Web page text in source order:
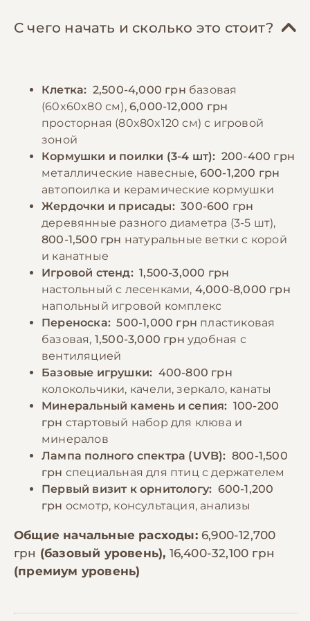
сквозняков. Необходимо обеспечить 10-12
время социализации и обучению птицы,
ежедневно проводя с ней не менее часа
вне клетки под присмотром.
🎁 −10% на зоотовары
По промокоду E-PET
обеспечить доступ к минеральным
вода должна быть доступна постоянно и
меняться дважды в день. Можно давать
пророщенные зерна как источник
дополнительных витаминов. Следует
избегать авокадо, шоколада, кофе и
соленой пищи, которые могут быть
токсичны для птиц.
🎁 −10% на зоотовары
По промокоду E-PET
С чего начать и сколько это стоит?
Клетка: 2,500-4,000 грн базовая
(60x60x80 см), 6,000-12,000 грн
просторная (80x80x120 см) с игровой
зоной
Кормушки и поилки (3-4 шт): 200-400 грн
металлические навесные, 600-1,200 грн
автопоилка и керамические кормушки
Жердочки и присады: 300-600 грн
деревянные разного диаметра (3-5 шт),
800-1,500 грн натуральные ветки с корой
и канатные
Игровой стенд: 1,500-3,000 грн
настольный с лесенками, 4,000-8,000 грн
напольный игровой комплекс
Переноска: 500-1,000 грн пластиковая
базовая, 1,500-3,000 грн удобная с
вентиляцией
Базовые игрушки: 400-800 грн
колокольчики, качели, зеркало, канаты
Минеральный камень и сепия: 100-200
грн стартовый набор для клюва и
минералов
Лампа полного спектра (UVB): 800-1,500
грн специальная для птиц с держателем
Первый визит к орнитологу: 600-1,200
грн осмотр, консультация, анализы
Общие начальные расходы: 6,900-12,700
грн (базовый уровень), 16,400-32,100 грн
(премиум уровень)